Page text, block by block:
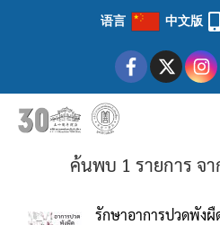
语言 中文版
ค้นพบ 1 รายการ จา
รักษาอาการปวดพัง